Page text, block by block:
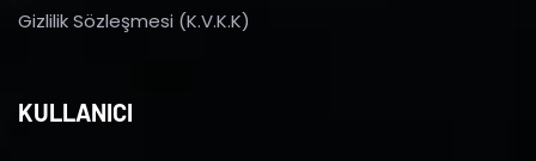
Gizlilik Sözleşmesi (K.V.K.K)
KULLANICI